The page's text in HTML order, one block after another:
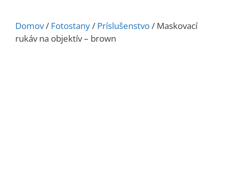
Domov/ Fotostany/ Príslušenstvo/ Maskovací
rukáv na objektív – brown